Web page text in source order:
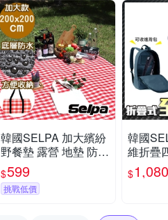
韓國SELPA 加大繽紛
野餐墊 露營 地墊 防潮
墊(三色任選)
$599
挑戰低價
韓國
維折疊
登山
色任選)
$1,080